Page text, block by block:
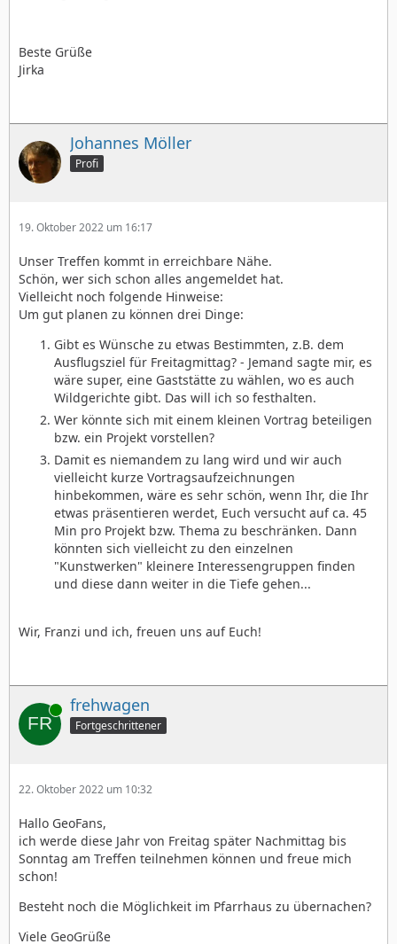
Beste Grüße
Jirka
Johannes Möller
Profi
19. Oktober 2022 um 16:17
Unser Treffen kommt in erreichbare Nähe.
Schön, wer sich schon alles angemeldet hat.
Vielleicht noch folgende Hinweise:
Um gut planen zu können drei Dinge:
Gibt es Wünsche zu etwas Bestimmten, z.B. dem
Ausflugsziel für Freitagmittag? - Jemand sagte mir, es
wäre super, eine Gaststätte zu wählen, wo es auch
Wildgerichte gibt. Das will ich so festhalten.
Wer könnte sich mit einem kleinen Vortrag beteiligen
bzw. ein Projekt vorstellen?
Damit es niemandem zu lang wird und wir auch
vielleicht kurze Vortragsaufzeichnungen
hinbekommen, wäre es sehr schön, wenn Ihr, die Ihr
etwas präsentieren werdet, Euch versucht auf ca. 45
Min pro Projekt bzw. Thema zu beschränken. Dann
könnten sich vielleicht zu den einzelnen
"Kunstwerken" kleinere Interessengruppen finden
und diese dann weiter in die Tiefe gehen...
Wir, Franzi und ich, freuen uns auf Euch!
Online frehwagen
Fortgeschrittener
22. Oktober 2022 um 10:32
Hallo GeoFans,
ich werde diese Jahr von Freitag später Nachmittag bis
Sonntag am Treffen teilnehmen können und freue mich
schon!
Besteht noch die Möglichkeit im Pfarrhaus zu übernachen?
Viele GeoGrüße